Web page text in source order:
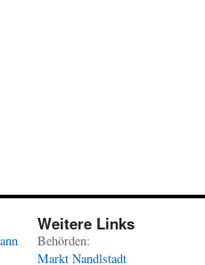
Weitere Links
Behörden:
Markt Nandlstadt